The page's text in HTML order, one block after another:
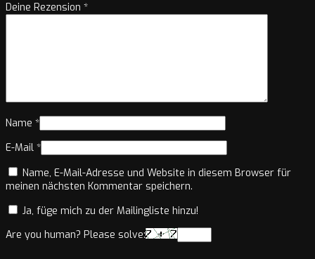
Deine Rezension *
Name *
E-Mail *
Name, E-Mail-Adresse und Website in diesem Browser für
meinen nächsten Kommentar speichern.
Ja, füge mich zu der Mailingliste hinzu!
Are you human? Please solve: